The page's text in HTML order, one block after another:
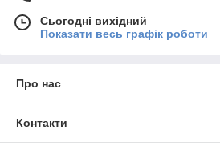
Сьогодні вихідний
Показати весь графік роботи
Про нас
Контакти